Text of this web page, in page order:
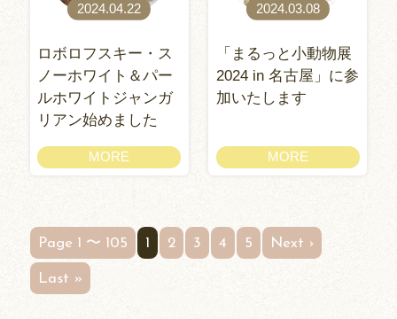
2024.04.22
ロボロフスキー・ス
ノーホワイト＆パー
ルホワイトジャンガ
リアン始めました
MORE
2024.03.08
「まるっと小動物展
2024 in 名古屋」に参
加いたします
MORE
Page 1 〜 105 1 2 3 4 5 Next ›
Last »